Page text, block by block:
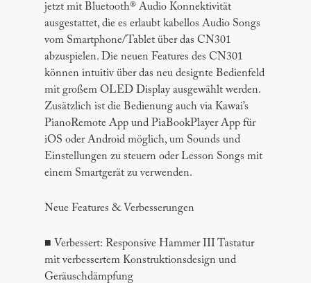
jetzt mit Bluetooth® Audio Konnektivität
ausgestattet, die es erlaubt kabellos Audio Songs
vom Smartphone/Tablet über das CN301
abzuspielen. Die neuen Features des CN301
können intuitiv über das neu designte Bedienfeld
mit großem OLED Display ausgewählt werden.
Zusätzlich ist die Bedienung auch via Kawai’s
PianoRemote App und PiaBookPlayer App für
iOS oder Android möglich, um Sounds und
Einstellungen zu steuern oder Lesson Songs mit
einem Smartgerät zu verwenden.
Neue Features & Verbesserungen
■ Verbessert: Responsive Hammer III Tastatur
mit verbessertem Konstruktionsdesign und
Geräuschdämpfung